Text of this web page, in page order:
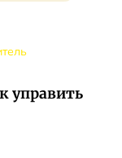
управить